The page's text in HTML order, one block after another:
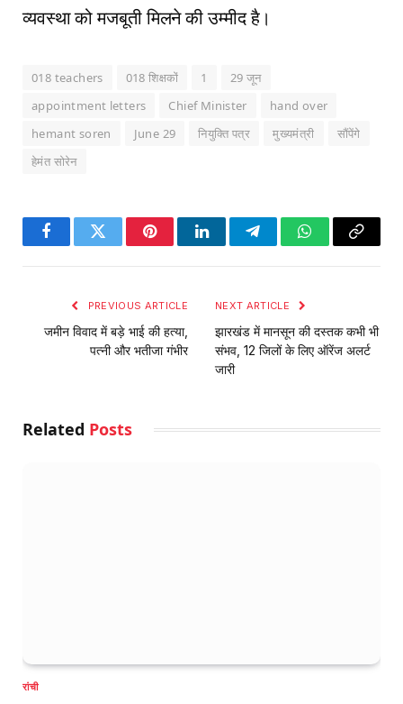
व्यवस्था को मजबूती मिलने की उम्मीद है।
018 teachers 018 शिक्षकों 1
29 जून
appointment letters
Chief Minister
hand over
hemant soren
June 29 नियुक्ति पत्र मुख्यमंत्री
सौंपेंगे
हेमंत सोरेन
FacebookTwitter PinterestLinkedInTelegramWhatsApp
Copy
PREVIOUS ARTICLE
जमीन विवाद में बड़े भाई की हत्या,
पत्नी और भतीजा गंभीर
NEXT ARTICLE
झारखंड में मानसून की दस्तक कभी भी
संभव, 12 जिलों के लिए ऑरेंज अलर्ट
जारी
Related Posts
रांची